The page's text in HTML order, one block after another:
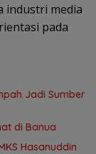
industri media
pada
Jadi Sumber
di Banua
Hasanuddin